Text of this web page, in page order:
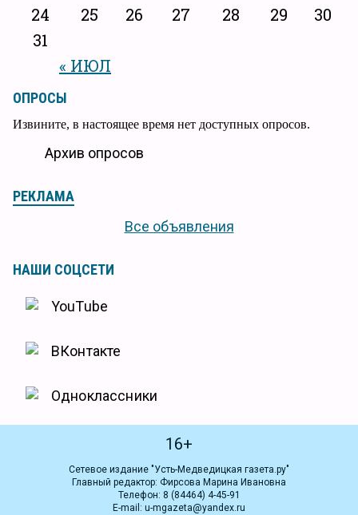
« ИЮЛ
24
25 26 27 28 29
30
31
ОПРОСЫ
Извините, в настоящее время нет доступных опросов.
Архив опросов
РЕКЛАМА
Все объявления
НАШИ СОЦСЕТИ
YouTube
ВКонтакте
Одноклассники
16+
Сетевое издание "Усть-Медведицкая газета.ру"
Главный редактор: Фирсова Марина Ивановна
Телефон: 8 (84464) 4-45-91
E-mail: u-mgazeta@yandex.ru